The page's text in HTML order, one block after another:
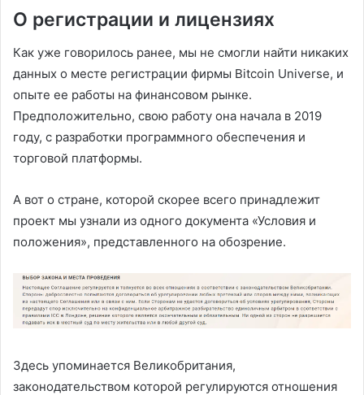
О регистрации и лицензиях
Как уже говорилось ранее, мы не смогли найти никаких
данных о месте регистрации фирмы Bitcoin Universe, и
опыте ее работы на финансовом рынке.
Предположительно, свою работу она начала в 2019
году, с разработки программного обеспечения и
торговой платформы.
А вот о стране, которой скорее всего принадлежит
проект мы узнали из одного документа «Условия и
положения», представленного на обозрение.
Здесь упоминается Великобритания,
законодательством которой регулируются отношения